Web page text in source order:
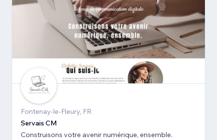
Fontenay-le-Fleury, FR
Servais CM
Construisons votre avenir numérique, ensemble.